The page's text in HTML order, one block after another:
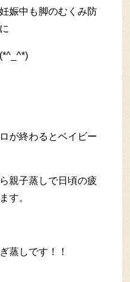
娠中も脚のむくみ防
が終わるとベイビー
親子蒸しで日頃の疲
す。
蒸しです！！